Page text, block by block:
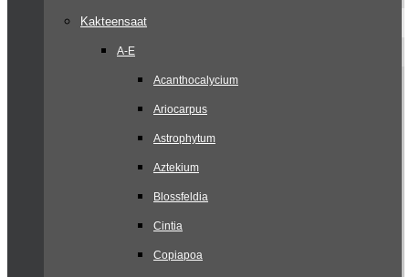
Kakteensaat
A-E
Acanthocalycium
Ariocarpus
Astrophytum
Aztekium
Blossfeldia
Cintia
Copiapoa